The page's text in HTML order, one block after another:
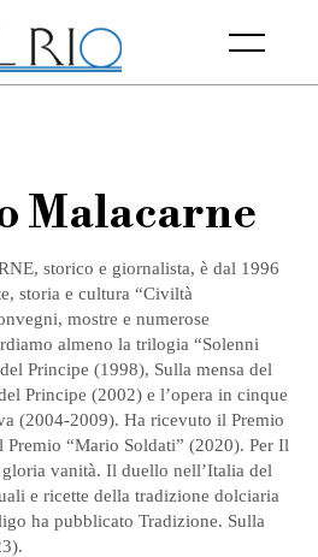
Menu
Malacarne
storico e giornalista, è dal 1996
storia e cultura “Civiltà
mostre e numerose
almeno la trilogia “Solenni
Principe (1998), Sulla mensa del
Principe (2002) e l’opera in cinque
(2004-2009). Ha ricevuto il Premio
“Mario Soldati” (2020). Per Il
vanità. Il duello nell’Italia del
e ricette della tradizione dolciaria
ha pubblicato Tradizione. Sulla